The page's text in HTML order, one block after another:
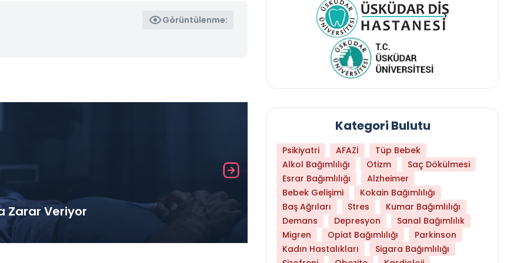
Görüntülenme:
Zarar Veriyor Libido Yüksekliği
Kategori Bulutu
Psikiyatri AFAZİ
Tüp Bebek
Alkol Bağımlılığı
Otizm
Saç Dökülmesi
Esrar Bağımlılığı
Alzheimer
Bebek Gelişimi
Kokain Bağımlılığı
Baş Ağrıları
Stres
Kumar Bağımlılığı
Demans
Depresyon
Sanal Bağımlılık
Migren
Opiat Bağımlılığı
Parkinson
Kadın Hastalıkları
Sigara Bağımlılığı